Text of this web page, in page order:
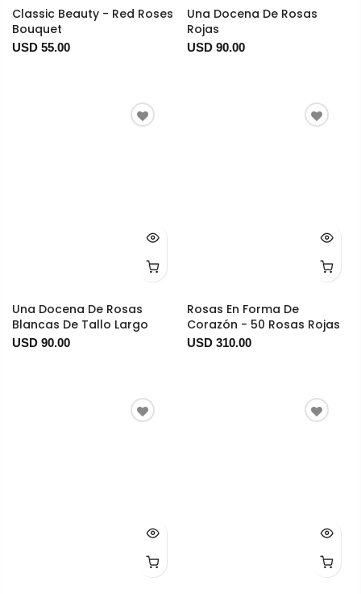
Classic Beauty - Red Roses
Bouquet
USD 55.00
Una Docena De Rosas
Rojas
USD 90.00
Una Docena De Rosas
Blancas De Tallo Largo
USD 90.00
Rosas En Forma De
Corazón - 50 Rosas Rojas
USD 310.00